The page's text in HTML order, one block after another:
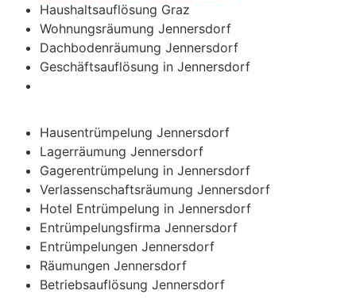
Haushaltsauflösung Graz
Wohnungsräumung Jennersdorf
Dachbodenräumung Jennersdorf
Geschäftsauflösung in Jennersdorf
Hausentrümpelung Jennersdorf
Lagerräumung Jennersdorf
Gagerentrümpelung in Jennersdorf
Verlassenschaftsräumung Jennersdorf
Hotel Entrümpelung in Jennersdorf
Entrümpelungsfirma Jennersdorf
Entrümpelungen Jennersdorf
Räumungen Jennersdorf
Betriebsauflösung Jennersdorf